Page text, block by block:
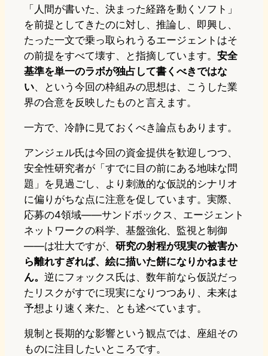
「人間が書いた、決まった経路を動くソフト」
を前提としてきたのに対し、推論し、即興し、
たった一文で乗っ取られうるエージェントはそ
の前提をすべて壊す、と指摘しています。 安全
基準を単一のラボが独占して書くべきではな
い、という今回の枠組みの思想は、こうした業
界の合意を反映したものと言えます。
一方で、冷静に見ておくべき論点もあります。
アンジェル氏は今回の資金提供を歓迎しつつ、
安全性研究者が「すでに目の前にある地味な問
題」を見過ごし、より刺激的な仮説的シナリオ
に偏りがちな点に注意を促しています。実際、
応募の4領域——サンドボックス、エージェント
ネットワークの科学、基盤強化、監視と制御
——は壮大ですが、 研究の射程が現実の被害か
ら離れすぎれば、絵に描いた餅になりかねませ
ん。 逆にフォックス氏は、数年前なら仮説だっ
たリスクがすでに現実になりつつあり、未来は
予想より速く来た、とも述べています。
規制と長期的な影響という観点では、座組その
ものに注目したいところです。